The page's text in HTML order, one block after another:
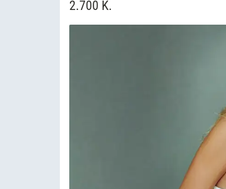
2.700 K.